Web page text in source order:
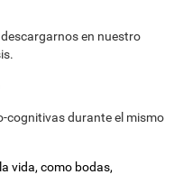
en nuestro
cognitivas durante el mismo
vida, como bodas,